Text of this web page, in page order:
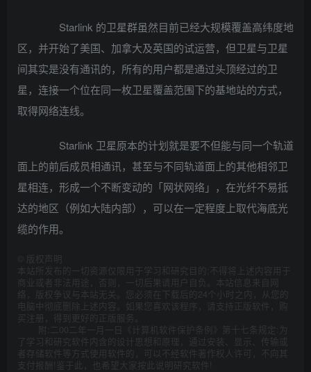
Starlink 的卫星群虽然目前已经大规模覆盖高纬度地
区，并开始了美国、加拿大及英国的试运营，但卫星与卫星
间其实是没有通讯的，所有的用户都是通过头顶经过的卫
星，连接一个位在同一枚卫星覆盖范围下的基地站的方式，
取得网络连线。
Starlink 卫星原本的计划就是要不但能与同一个轨道
面上的前后成员相通讯，甚至与不同轨道面上的其他相邻卫
星相连，形成一个不断变动的「网状网络」，在光纤不易抵
达的地区（例如大陆内部），可以在一定程度上取代海底光
缆的作用。
版权声明
本站所发布的一切资源仅限用于学习和研究目的;不得将上述内容用于
商业或者非法用途，否则，一切后果请用户自负。本站信息来自网
络，版权争议与本站无关。您必须在下载后的24个小时之内，从您的
电脑中彻底删除上述内容。如果您喜欢该程序，请支持正版软件，购
买注册，得到更好的正版服务。
附:二00二年一月一日《计算机软件保护条例》第十七条规定:为
了学习和研究软件内含的设计思想和原理，通过安装、显示、传输或
者存储软件等方式使用软件的，可以不经软件著作权人许可，不向其
支付报酬!鉴于此，也希望大家按此说明研究软件!